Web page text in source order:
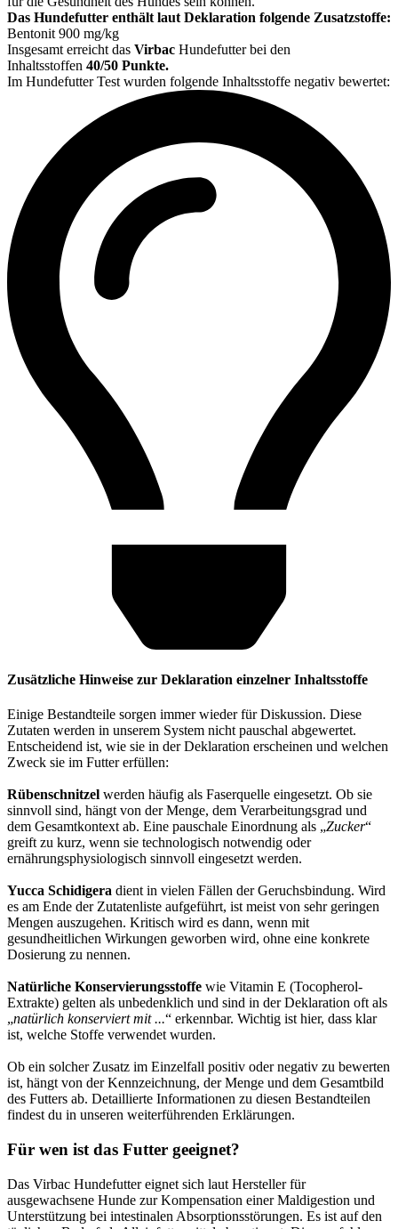
Das Hundefutter enthält laut Deklaration folgende Zusatzstoffe:
Bentonit 900 mg/kg
Insgesamt erreicht das Virbac Hundefutter bei den
Inhaltsstoffen 40/50 Punkte.
Im Hundefutter Test wurden folgende Inhaltsstoffe negativ bewertet:
Zusätzliche Hinweise zur Deklaration einzelner Inhaltsstoffe
Einige Bestandteile sorgen immer wieder für Diskussion. Diese
Zutaten werden in unserem System nicht pauschal abgewertet.
Entscheidend ist, wie sie in der Deklaration erscheinen und welchen
Zweck sie im Futter erfüllen:
Rübenschnitzel werden häufig als Faserquelle eingesetzt. Ob sie
sinnvoll sind, hängt von der Menge, dem Verarbeitungsgrad und
dem Gesamtkontext ab. Eine pauschale Einordnung als „Zucker“
greift zu kurz, wenn sie technologisch notwendig oder
ernährungsphysiologisch sinnvoll eingesetzt werden.
Yucca Schidigera dient in vielen Fällen der Geruchsbindung. Wird
es am Ende der Zutatenliste aufgeführt, ist meist von sehr geringen
Mengen auszugehen. Kritisch wird es dann, wenn mit
gesundheitlichen Wirkungen geworben wird, ohne eine konkrete
Dosierung zu nennen.
Natürliche Konservierungsstoffe wie Vitamin E (Tocopherol-
Extrakte) gelten als unbedenklich und sind in der Deklaration oft als
„natürlich konserviert mit ...“ erkennbar. Wichtig ist hier, dass klar
ist, welche Stoffe verwendet wurden.
Ob ein solcher Zusatz im Einzelfall positiv oder negativ zu bewerten
ist, hängt von der Kennzeichnung, der Menge und dem Gesamtbild
des Futters ab. Detaillierte Informationen zu diesen Bestandteilen
findest du in unseren weiterführenden Erklärungen.
Für wen ist das Futter geeignet?
Das Virbac Hundefutter eignet sich laut Hersteller für
ausgewachsene Hunde zur Kompensation einer Maldigestion und
Unterstützung bei intestinalen Absorptionsstörungen. Es ist auf den